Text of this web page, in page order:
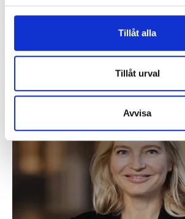
Tillåt alla
Tillåt urval
Avvisa